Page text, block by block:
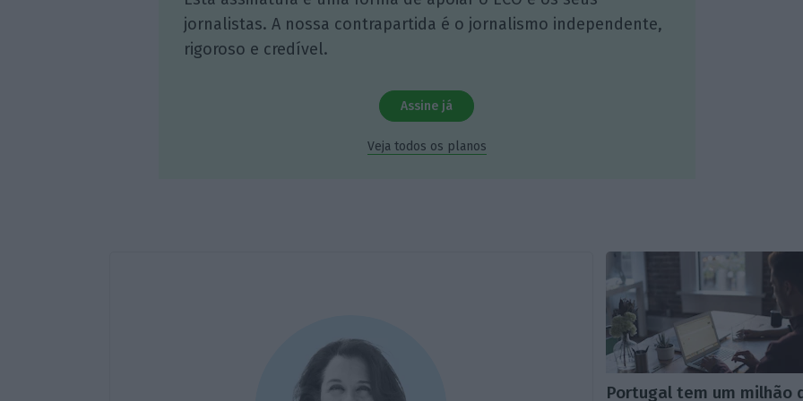
jornalistas. A nossa contrapartida é o jornalismo independente,
rigoroso e credível.
Assine já
Veja todos os planos
Portugal tem um milhão